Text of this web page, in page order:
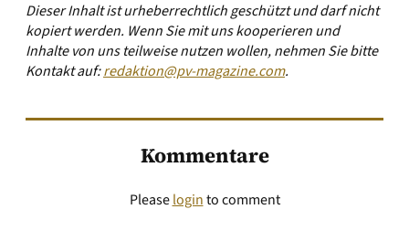
Dieser Inhalt ist urheberrechtlich geschützt und darf nicht
kopiert werden. Wenn Sie mit uns kooperieren und
Inhalte von uns teilweise nutzen wollen, nehmen Sie bitte
Kontakt auf:redaktion@pv-magazine.com.
Kommentare
Pleaseloginto comment